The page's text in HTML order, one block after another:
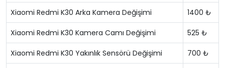
Xiaomi Redmi K30 Arka Kamera Değişimi 1400 ₺
Xiaomi Redmi K30 Kamera Camı Değişimi 525 ₺
Xiaomi Redmi K30 Yakınlık Sensörü Değişimi 700 ₺